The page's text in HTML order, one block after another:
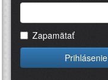
Zapamätať
Prihlásenie